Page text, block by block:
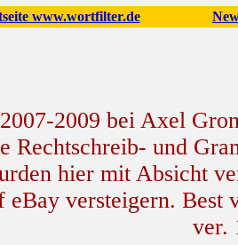
www.wortfilter.de
2009 bei Axel
Rechtschreib- und
hier mit Absicht
eBay versteigern. Best
ver.